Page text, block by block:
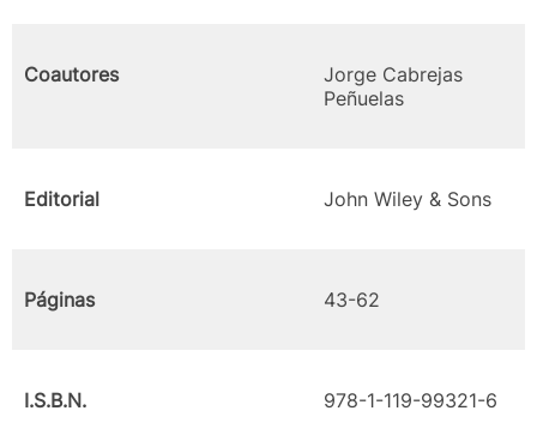
Coautores
Jorge Cabrejas
Peñuelas
Editorial John Wiley & Sons
Páginas 43-62
I.S.B.N. 978-1-119-99321-6